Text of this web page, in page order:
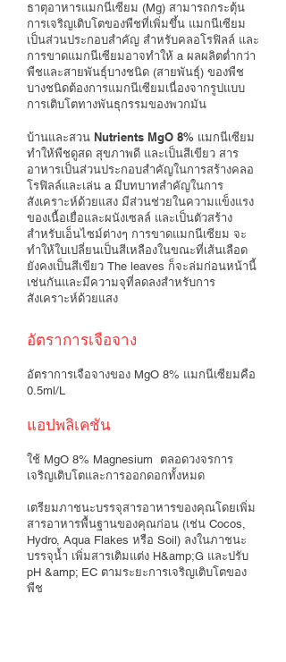
ธาตุอาหารแมกนีเซียม (Mg) สามารถกระตุ้น
การเจริญเติบโตของพืชที่เพิ่มขึ้น แมกนีเซียม
เป็นส่วนประกอบสำคัญ สำหรับคลอโรฟิลล์ และ
การขาดแมกนีเซียมอาจทำให้ a ผลผลิตต่ำกว่า
พืชและสายพันธุ์บางชนิด (สายพันธุ์) ของพืช
บางชนิดต้องการแมกนีเซียมเนื่องจากรูปแบบ
การเติบโตทางพันธุกรรมของพวกมัน
บ้านและสวน Nutrients MgO 8% แมกนีเซียม
ทำให้พืชดูสด สุขภาพดี และเป็นสีเขียว สาร
อาหารเป็นส่วนประกอบสำคัญในการสร้างคลอ
โรฟิลล์และเล่น a มีบทบาทสำคัญในการ
สังเคราะห์ด้วยแสง มีส่วนช่วยในความแข็งแรง
ของเนื้อเยื่อและผนังเซลล์ และเป็นตัวสร้าง
สำหรับเอ็นไซม์ต่างๆ การขาดแมกนีเซียม จะ
ทำให้ใบเปลี่ยนเป็นสีเหลืองในขณะที่เส้นเลือด
ยังคงเป็นสีเขียว The leaves ก็จะล่มก่อนหน้านี้
เช่นกันและมีความจุที่ลดลงสำหรับการ
สังเคราะห์ด้วยแสง
อัตราการเจือจาง
อัตราการเจือจางของ MgO 8% แมกนีเซียมคือ
0.5ml/L
แอปพลิเคชัน
ใช้ MgO 8% Magnesium ตลอดวงจรการ
เจริญเติบโตและการออกดอกทั้งหมด
เตรียมภาชนะบรรจุสารอาหารของคุณโดยเพิ่ม
สารอาหารพื้นฐานของคุณก่อน (เช่น Cocos,
Hydro, Aqua Flakes หรือ Soil) ลงในภาชนะ
บรรจุน้ำ เพิ่มสารเติมแต่ง H&amp;G และปรับ
pH &amp; EC ตามระยะการเจริญเติบโตของ
พืช